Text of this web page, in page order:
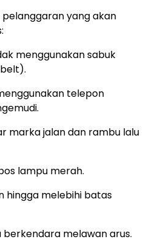
yang akan
menggunakan sabuk
telepon
marka jalan dan rambu lalu
lampu merah.
hingga melebihi batas
melawan arus.